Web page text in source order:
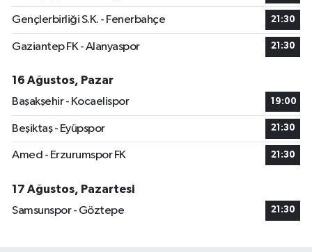
Gençlerbirliği S.K. - Fenerbahçe 21:30
Gaziantep FK - Alanyaspor 21:30
16 Ağustos, Pazar
Başakşehir - Kocaelispor
19:00
Beşiktaş - Eyüpspor 21:30
Amed - Erzurumspor FK 21:30
17 Ağustos, Pazartesi
Samsunspor - Göztepe
21:30